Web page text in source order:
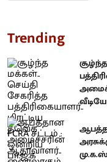
Trending